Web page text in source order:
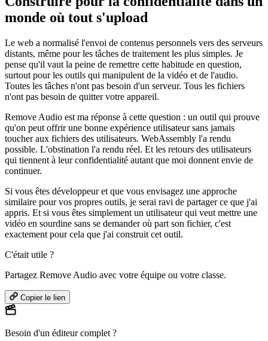
monde où tout s'upload
Le web a normalisé l'envoi de contenus personnels vers des serveurs
distants, même pour les tâches de traitement les plus simples. Je
pense qu'il vaut la peine de remettre cette habitude en question,
surtout pour les outils qui manipulent de la vidéo et de l'audio.
Toutes les tâches n'ont pas besoin d'un serveur. Tous les fichiers
n'ont pas besoin de quitter votre appareil.
Remove Audio est ma réponse à cette question : un outil qui prouve
qu'on peut offrir une bonne expérience utilisateur sans jamais
toucher aux fichiers des utilisateurs. WebAssembly l'a rendu
possible. L'obstination l'a rendu réel. Et les retours des utilisateurs
qui tiennent à leur confidentialité autant que moi donnent envie de
continuer.
Si vous êtes développeur et que vous envisagez une approche
similaire pour vos propres outils, je serai ravi de partager ce que j'ai
appris. Et si vous êtes simplement un utilisateur qui veut mettre une
vidéo en sourdine sans se demander où part son fichier, c'est
exactement pour cela que j'ai construit cet outil.
C'était utile ?
Partagez Remove Audio avec votre équipe ou votre classe.
Copier le lien
Besoin d'un éditeur complet ?